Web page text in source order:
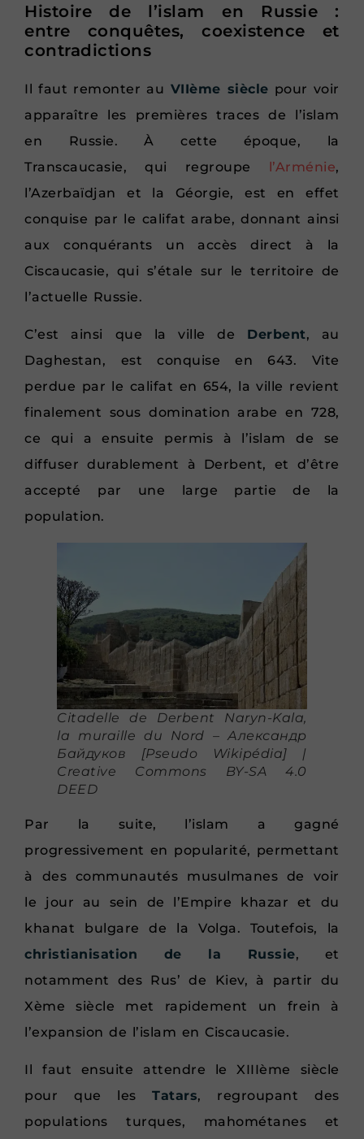
Histoire de l’islam en Russie :
entre conquêtes, coexistence et
contradictions
Il faut remonter au VIIème siècle pour voir
apparaître les premières traces de l’islam
en Russie. À cette époque, la
Transcaucasie, qui regroupe l’Arménie,
l’Azerbaïdjan et la Géorgie, est en effet
conquise par le califat arabe, donnant ainsi
aux conquérants un accès direct à la
Ciscaucasie, qui s’étale sur le territoire de
l’actuelle Russie.
C’est ainsi que la ville de Derbent, au
Daghestan, est conquise en 643. Vite
perdue par le califat en 654, la ville revient
finalement sous domination arabe en 728,
ce qui a ensuite permis à l’islam de se
diffuser durablement à Derbent, et d’être
accepté par une large partie de la
population.
Citadelle de Derbent Naryn-Kala,
la muraille du Nord – Александр
Байдуков [Pseudo Wikipédia] |
Creative Commons BY-SA 4.0
DEED
Par la suite, l’islam a gagné
progressivement en popularité, permettant
à des communautés musulmanes de voir
le jour au sein de l’Empire khazar et du
khanat bulgare de la Volga. Toutefois, la
christianisation de la Russie, et
notamment des Rus’ de Kiev, à partir du
Xème siècle met rapidement un frein à
l’expansion de l’islam en Ciscaucasie.
Il faut ensuite attendre le XIIIème siècle
pour que lesTatars, regroupant des
populations turques, mahométanes et